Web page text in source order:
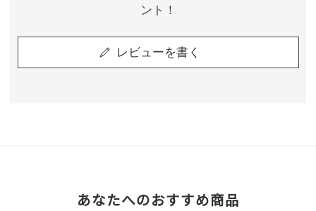
ント！
レビューを書く
あなたへのおすすめ商品